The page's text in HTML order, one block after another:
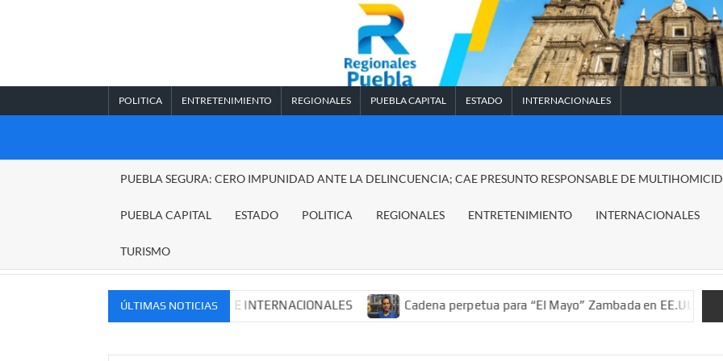
POLITICA ENTRETENIMIENTO REGIONALES PUEBLA CAPITAL ESTADO INTERNACIONALES
REGIONALES
PUEBLA SEGURA: CERO IMPUNIDAD ANTE LA DELINCUENCIA; CAE PRESUNTO RESPONSABLE DE
PUEBLA CAPITAL ESTADO POLITICA REGIONALES ENTRETENIMIENTO INTERNACIONALES
TURISMO
ÚLTIMAS NOTICIAS
MERCADOS NACIONALES E INTERNACIONALES Cadena perpetua para “El Mayo” Zambada en EE.UU.; ordenan